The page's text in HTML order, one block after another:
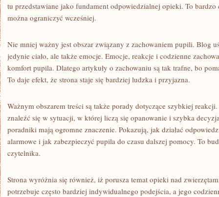
tu przedstawiane jako fundament odpowiedzialnej opieki. To
można ograniczyć wcześniej.
Nie mniej ważny jest obszar związany z zachowaniem pupili. Blog
jedynie ciało, ale także emocje. Emocje, reakcje i codzienne
komfort pupila. Dlatego artykuły o zachowaniu są tak trafne, bo
To daje efekt, że strona staje się bardziej ludzka i przyjazna.
Ważnym obszarem treści są także porady dotyczące szybkiej
znaleźć się w sytuacji, w której liczą się opanowanie i szybka
poradniki mają ogromne znaczenie. Pokazują, jak działać
alarmowe i jak zabezpieczyć pupila do czasu dalszej pomocy. To
czytelnika.
Strona wyróżnia się również, iż porusza temat opieki nad
potrzebuje często bardziej indywidualnego podejścia, a jego